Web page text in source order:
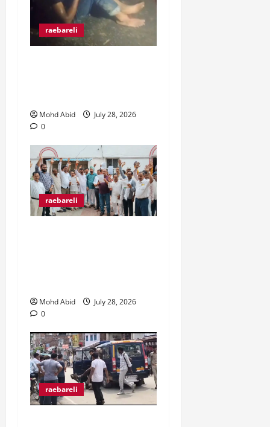
raebareli
Mohd Abid
July 28, 2026
0
raebareli
Mohd Abid
July 28, 2026
0
raebareli